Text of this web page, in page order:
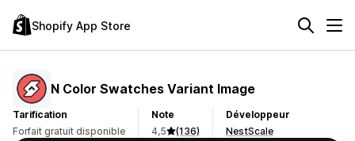
Shopify App Store
N Color Swatches Variant Image
Tarification
Forfait gratuit disponible
Note
4,5
(136)
Développeur
NestScale